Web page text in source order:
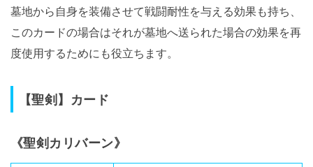
墓地から自身を装備させて戦闘耐性を与える効果も持ち、
このカードの場合はそれが墓地へ送られた場合の効果を再
度使用するためにも役立ちます。
【聖剣】カード
《聖剣カリバーン》